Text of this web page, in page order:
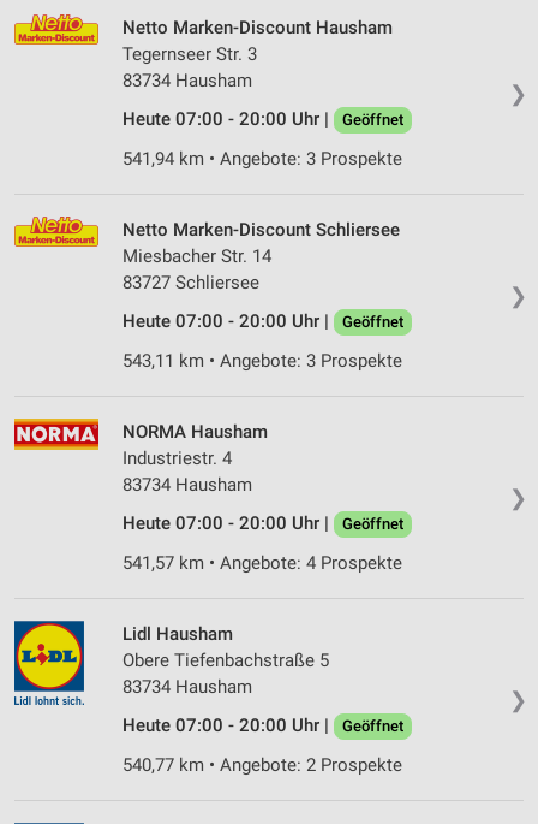
❯
Netto Marken-Discount Hausham
Tegernseer Str. 3
83734 Hausham
Heute 07:00 - 20:00 Uhr |
Geöffnet
541,94 km • Angebote: 3 Prospekte
❯
Netto Marken-Discount Schliersee
Miesbacher Str. 14
83727 Schliersee
Heute 07:00 - 20:00 Uhr |
Geöffnet
543,11 km • Angebote: 3 Prospekte
❯
NORMA Hausham
Industriestr. 4
83734 Hausham
Heute 07:00 - 20:00 Uhr |
Geöffnet
541,57 km • Angebote: 4 Prospekte
❯
Lidl Hausham
Obere Tiefenbachstraße 5
83734 Hausham
Heute 07:00 - 20:00 Uhr |
Geöffnet
540,77 km • Angebote: 2 Prospekte